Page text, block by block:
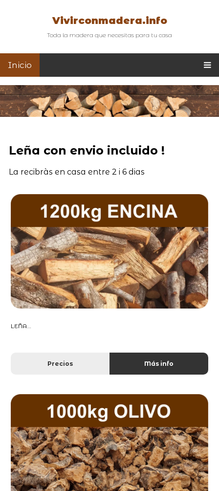
Vivirconmadera.info
Toda la madera que necesitas para tu casa
Inicio
Leña con envio incluido !
La recibràs en casa entre 2 i 6 dias
LEÑA...
Precios Más info